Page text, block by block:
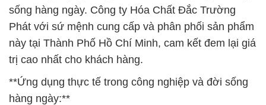
sống hàng ngày. Công ty Hóa Chất Đắc Trường
Phát với sứ mệnh cung cấp và phân phối sản phẩm
này tại Thành Phố Hồ Chí Minh, cam kết đem lại giá
trị cao nhất cho khách hàng.
**Ứng dụng thực tế trong công nghiệp và đời sống
hàng ngày:**